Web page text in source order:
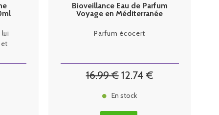
Bioveillance Eau de Parfum
Voyage en Méditerranée
Parfum écocert
16.99€12.74 €
En stock